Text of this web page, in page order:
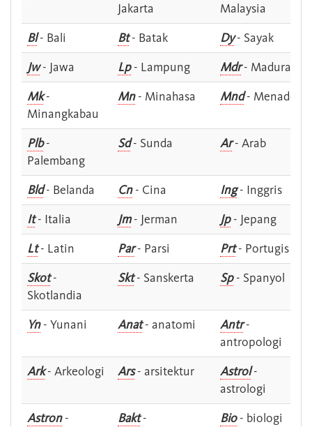
Jakarta
Malaysia
Bl- Bali Bt- Batak Dy- Sayak
Jw- Jawa Lp- Lampung Mdr- Madura
Mk-
Minangkabau
Mn- Minahasa Mnd- Menado
Plb-
Palembang
Sd- Sunda Ar- Arab
Bld- Belanda Cn- Cina Ing- Inggris
It- Italia Jm- Jerman Jp- Jepang
Lt- Latin Par- Parsi Prt- Portugis
Skot-
Skotlandia
Skt- Sanskerta Sp- Spanyol
Yn- Yunani Anat- anatomi Antr-
antropologi
Ark- Arkeologi Ars- arsitektur Astrol-
astrologi
Astron-
Bakt-
Bio- biologi